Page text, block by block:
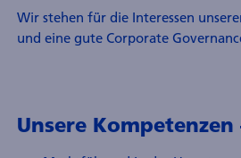
Wir stehen für die Interessen
und eine gute Corporate
Unsere